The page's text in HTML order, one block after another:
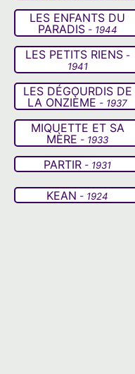
LES ENFANTS DU
PARADIS- 1944
LES PETITS RIENS-
1941
LES DÉGOURDIS DE
LA ONZIÈME - 1937
MIQUETTE ET SA
MÈRE - 1933
PARTIR - 1931
KEAN - 1924